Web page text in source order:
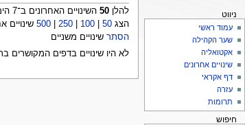
להלן 50השינויים האחרונים ב־7 הימים האחרונים, עד 19:45, 8 באוגוסט 2026:
הצג 50
|
100
250
|
500שינויים
הסתרשינויים משניים
לא היו שינויים בדפים המקושרים
ניווט
עמוד ראשי
שער הקהילה
אקטואליה
שינויים אחרונים
דף אקראי
עזרה
תרומות
חיפוש